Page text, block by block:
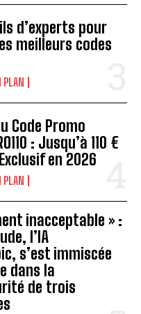
d’experts pour
meilleurs codes
PLAN
Code Promo
: Jusqu’à 110 €
en 2026
PLAN
inacceptable » :
l’IA
s’est immiscée
dans la
de trois